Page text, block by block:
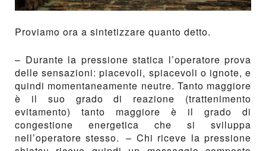
Proviamo ora a sintetizzare quanto detto.
– Durante la pressione statica l’operatore prova
delle sensazioni: piacevoli, spiacevoli o ignote, e
quindi momentaneamente neutre. Tanto maggiore
è il suo grado di reazione (trattenimento
evitamento) tanto maggiore è il grado di
congestione energetica che si sviluppa
nell’operatore stesso. – Chi riceve la pressione